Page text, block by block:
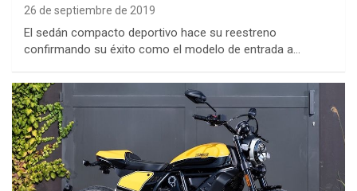
26 de septiembre de 2019
El sedán compacto deportivo hace su reestreno
confirmando su éxito como el modelo de entrada a…